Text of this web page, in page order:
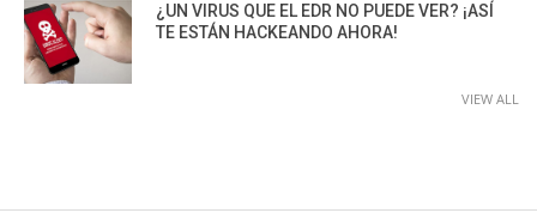
¿UN VIRUS QUE EL EDR NO PUEDE VER? ¡ASÍ
TE ESTÁN HACKEANDO AHORA!
VIEW ALL